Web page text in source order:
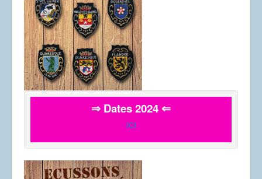
⇒ Dates 2024 ⇐
ICI